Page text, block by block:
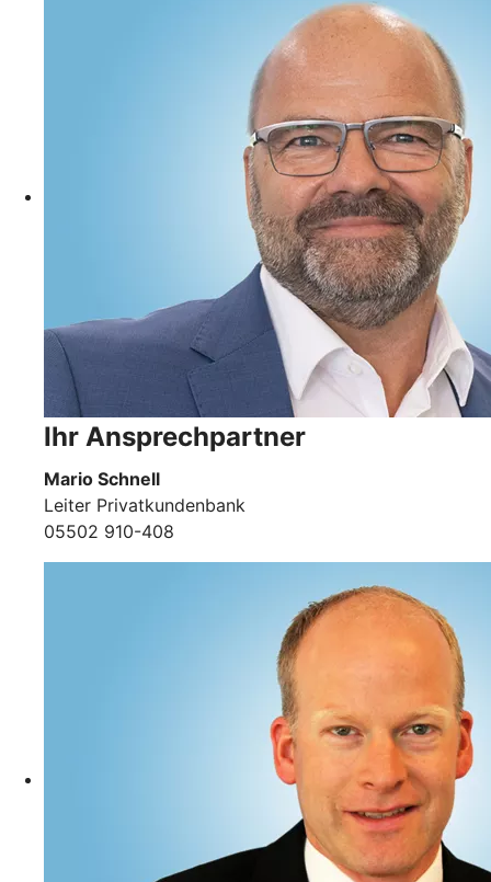
Ihr Ansprechpartner
Mario Schnell
Leiter Privatkundenbank
05502 910-408